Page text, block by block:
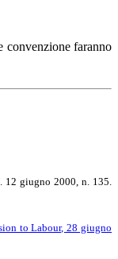
convenzione faranno
giugno 2000, n. 135.
to Labour, 28 giugno